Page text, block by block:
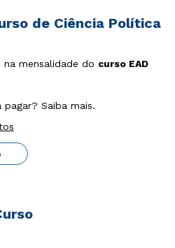
de Ciência Política
mensalidade do curso EAD
pagar? Saiba mais.